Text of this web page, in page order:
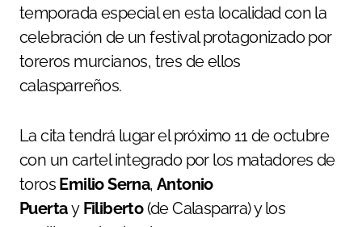
temporada especial en esta localidad con la
celebración de un festival protagonizado por
toreros murcianos, tres de ellos
calasparreños.
La cita tendrá lugar el próximo 11 de octubre
con un cartel integrado por los matadores de
toros Emilio Serna,Antonio
Puertay Filiberto(de Calasparra) y los